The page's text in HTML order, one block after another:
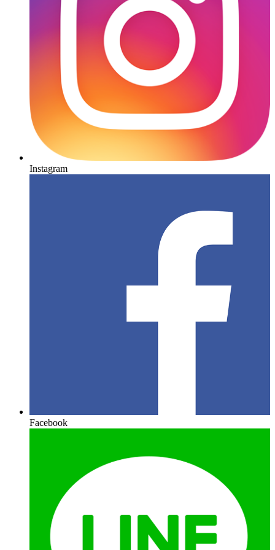
Instagram
Facebook